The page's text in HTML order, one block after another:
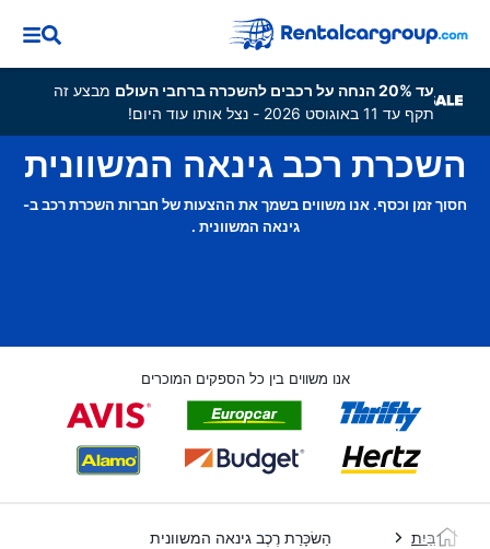
עד 20% הנחה על רכבים להשכרה ברחבי העולם
מבצע זה
תקף עד 11 באוגוסט 2026 - נצל אותו עוד היום!
השכרת רכב גינאה המשוונית
חסוך זמן וכסף. אנו משווים בשמך את ההצעות של חברות השכרת רכב ב-
גינאה המשוונית .
אנו משווים בין כל הספקים המוכרים
בַּיִת הַשׂכָּרַת רֶכֶב גינאה המשוונית